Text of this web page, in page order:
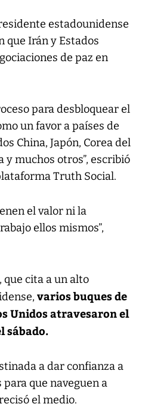
estadounidense
que Irán y Estados
de paz en
para desbloquear el
un favor a países de
China, Japón, Corea del
y muchos otros”, escribió
Truth Social.
el valor ni la
ellos mismos”,
que cita a un alto
varios buques de
Unidos atravesaron el
sábado.
a dar confianza a
que naveguen a
el medio.